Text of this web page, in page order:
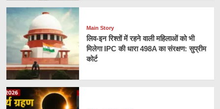
Main Story
लिव-इन रिश्तों में रहने वाली महिलाओं को भी
मिलेगा IPC की धारा 498A का संरक्षण: सुप्रीम
कोर्ट